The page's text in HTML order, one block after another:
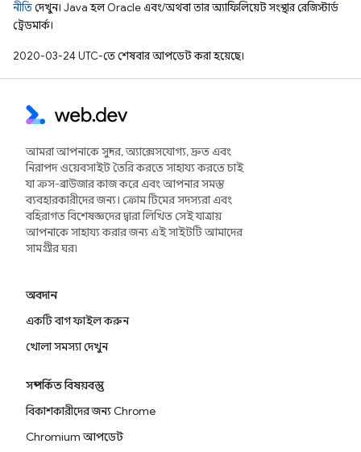
নীতিদেখুন। Java হল Oracle এবং/অথবা তার অ্যাফিলিয়েট সংস্থার রেজিস্টার্ড
ট্রেডমার্ক।
2020-03-24 UTC-তে শেষবার আপডেট করা হয়েছে।
আমরা আপনাকে সুন্দর, অ্যাক্সেসযোগ্য, দ্রুত এবং
নিরাপদ ওয়েবসাইট তৈরি করতে সাহায্য করতে চাই
যা ক্রস-ব্রাউজার কাজ করে এবং আপনার সমস্ত
ব্যবহারকারীদের জন্য। ক্রোম টিমের সদস্যরা এবং
বহিরাগত বিশেষজ্ঞদের দ্বারা লিখিত সেই যাত্রায়
আপনাকে সাহায্য করার জন্য এই সাইটটি আমাদের
সামগ্রীর ঘর৷
অবদান
একটি বাগ ফাইল করুন
খোলা সমস্যা দেখুন
সম্পর্কিত বিষয়বস্তু
বিকাশকারীদের জন্য Chrome
Chromium আপডেট